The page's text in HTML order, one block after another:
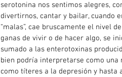
serotonina nos sentimos alegres,
divertirnos, cantar y bailar, cuando
“malas”, cae bruscamente el nivel
ganas de vivir o de hacer algo, se
sumado a las enterotoxinas
bien podría interpretarse como una
como títeres a la depresión y hasta